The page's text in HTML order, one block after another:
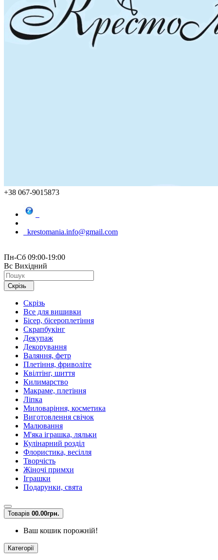
+38 067-9015873
krestomania.info@gmail.com
Пн-Сб 09:00-19:00
Вс Вихідний
Скрізь
Скрізь
Все для вишивки
Бісер, бісероплетіння
Скрапбукінг
Декупаж
Декорування
Валяння, фетр
Плетіння, фриволіте
Квілтінг, шиття
Килимарство
Макраме, плетіння
Ліпка
Миловаріння, косметика
Виготовлення свічок
Малювання
М'яка іграшка, ляльки
Кулінарний розділ
Флористика, весілля
Творчість
Жіночі примхи
Іграшки
Подарунки, свята
Товарів 00.00грн.
Ваш кошик порожній!
Категорії